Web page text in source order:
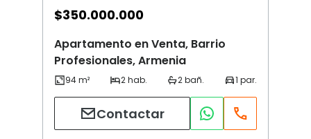
$350.000.000
Apartamento en Venta, Barrio
Profesionales, Armenia
Contactar